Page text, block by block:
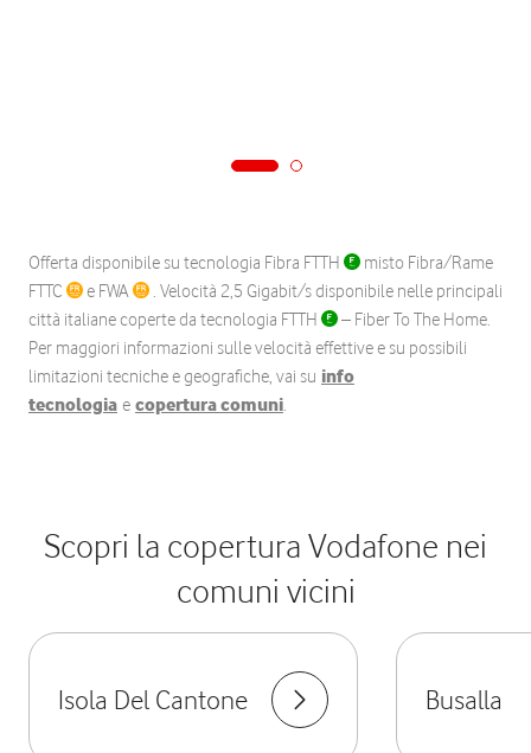
Offerta disponibile su tecnologia Fibra FTTH
misto Fibra/Rame
FTTC
e FWA
. Velocità 2,5 Gigabit/s disponibile nelle principali
città italiane coperte da tecnologia FTTH
– Fiber To The Home.
Per maggiori informazioni sulle velocità effettive e su possibili
limitazioni tecniche e geografiche, vai su info
tecnologia e copertura comuni.
Scopri la copertura Vodafone nei
comuni vicini
Isola Del Cantone Busalla